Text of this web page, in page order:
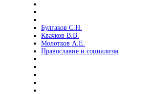
Булгаков С.Н.
Квачков В.В.
Молотков А.Е.
Православие и социализм